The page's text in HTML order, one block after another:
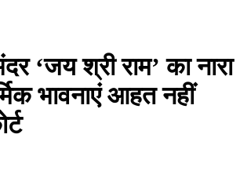
‘जय श्री राम’ का नारा
भावनाएं आहत नहीं